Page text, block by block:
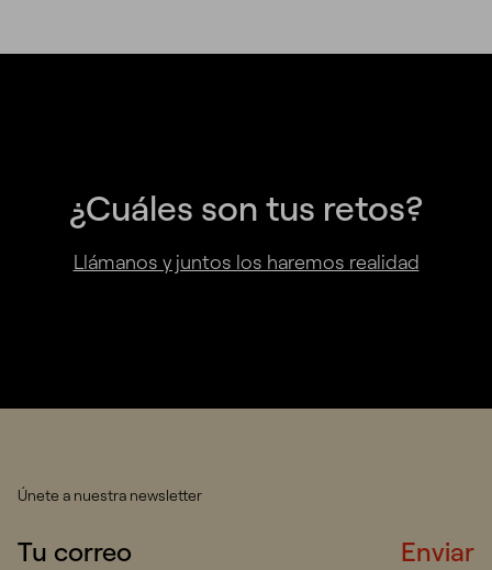
¿Cuáles son tus retos?
Llámanos y juntos los haremos realidad
Únete a nuestra newsletter
Enviar